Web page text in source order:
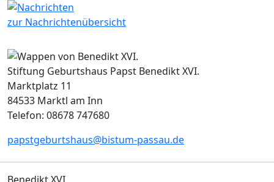
zur Nachrichtenübersicht
Stiftung Geburtshaus Papst Benedikt XVI.
Marktplatz 11
84533 Marktl am Inn
Telefon: 08678 747680
papstgeburtshaus@bistum-passau.de